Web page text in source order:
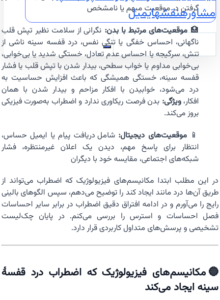
مشاورهنقشهایمیل
گرفتن در موقعیت مبهم یا نامشخص
🏥موقعیت‌های مرتبط با بدن: نگرانی از سلامت نظیر تپش قلب
ناگهانی، احساس خفگی یا تنگی نفس، درد قفسه سینه ناشی از
تنش، سرگیجه یا احساس عدم تعادل، خستگی شدید یا بی‌خوابی،
بی‌خوابی مداوم یا خواب سطحی، بیدار شدن با تپش قلب یا فشار
قفسه سینه، خستگی همیشگی که باعث افزایش حساسیت به
درد می‌شود، خوابیدن با افکار مزاحم و بیدار شدن با همان
افکار،ویژگی: بدن فرصت ریکاوری ندارد و اضطراب به‌صورت فیزیکی
بروز می‌کند.
📱موقعیت‌های دیجیتال: شامل دریافت پیام یا ایمیل حساس،
انتظار برای پاسخ مهم، دیدن یک اعلان غیرمنتظره، فشار
شبکه‌های اجتماعی، مقایسه خود با دیگران
در این مطلب ابتدا مکانیسم‌های فیزیولوژیک که اضطراب می‌تواند از
طریق آن‌ها درد ‌مانند ایجاد کند را توضیح می‌دهم، سپس الگوهای بالینی
رایج را می‌آورم و در ادامه افتراق دقیق اضطراب در برابر سایر احساسات
فصل احساسات و استرس را بررسی می‌کنم. در پایان چک‌لیست
تشخیصی و پرسش‌های متداول کاربردی قرار دارد.
🔵مکانیسم‌های فیزیولوژیک که اضطراب درد قفسهٔ
سینه ایجاد می‌کند